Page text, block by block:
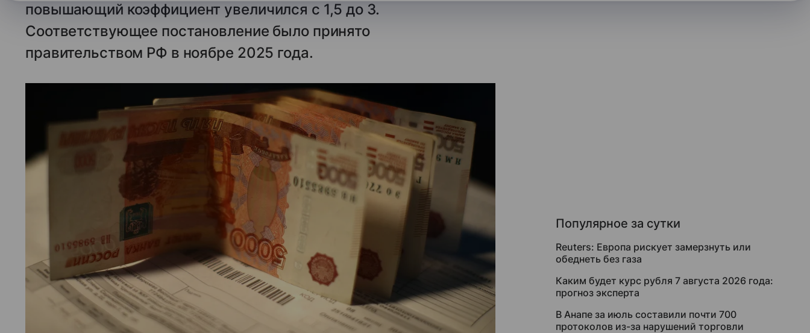
повышающий коэффициент увеличился с 1,5 до 3.
Соответствующее постановление было принято
правительством РФ в ноябре 2025 года.
Популярное за сутки
Reuters: Европа рискует замерзнуть или
обеднеть без газа
Каким будет курс рубля 7 августа 2026 года:
прогноз эксперта
В Анапе за июль составили почти 700
протоколов из-за нарушений торговли